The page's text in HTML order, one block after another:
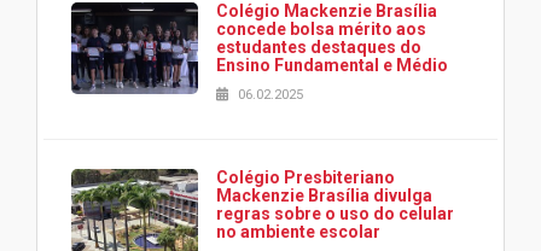
Colégio Mackenzie Brasília
concede bolsa mérito aos
estudantes destaques do
Ensino Fundamental e Médio
06.02.2025
Colégio Presbiteriano
Mackenzie Brasília divulga
regras sobre o uso do celular
no ambiente escolar